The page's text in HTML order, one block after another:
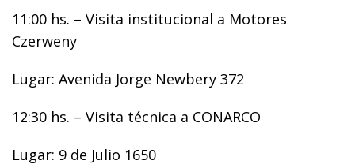
11:00 hs. – Visita institucional a Motores
Czerweny
Lugar: Avenida Jorge Newbery 372
12:30 hs. – Visita técnica a CONARCO
Lugar: 9 de Julio 1650